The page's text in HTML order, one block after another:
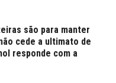
são para manter
cede a ultimato de
responde com a